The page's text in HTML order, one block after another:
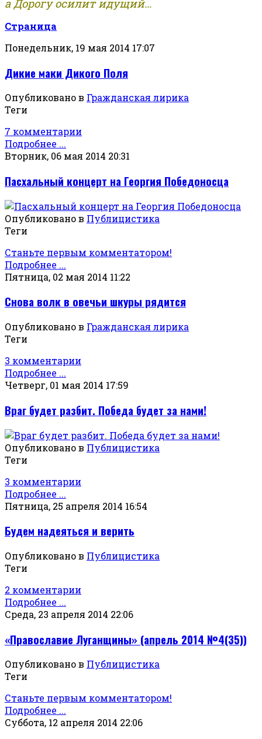
а Дорогу осилит идущий...
Страница
Понедельник, 19 мая 2014 17:07
Дикие маки Дикого Поля
Опубликовано в Гражданская лирика
Теги
7 комментарии
Подробнее ...
Вторник, 06 мая 2014 20:31
Пасхальный концерт на Георгия Победоносца
Опубликовано в Публицистика
Теги
Станьте первым комментатором!
Подробнее ...
Пятница, 02 мая 2014 11:22
Снова волк в овечьи шкуры рядится
Опубликовано в Гражданская лирика
Теги
3 комментарии
Подробнее ...
Четверг, 01 мая 2014 17:59
Враг будет разбит. Победа будет за нами!
Опубликовано в Публицистика
Теги
3 комментарии
Подробнее ...
Пятница, 25 апреля 2014 16:54
Будем надеяться и верить
Опубликовано в Публицистика
Теги
2 комментарии
Подробнее ...
Среда, 23 апреля 2014 22:06
«Православие Луганщины» (апрель 2014 №4(35))
Опубликовано в Публицистика
Теги
Станьте первым комментатором!
Подробнее ...
Суббота, 12 апреля 2014 22:06